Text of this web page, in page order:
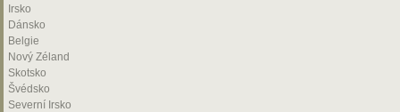
Irsko
Dánsko
Belgie
Nový Zéland
Skotsko
Švédsko
Severní Irsko